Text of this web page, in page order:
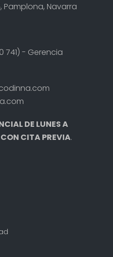
Pamplona, Navarra
741) - Gerencia
DE LUNES A
CON CITA PREVIA.